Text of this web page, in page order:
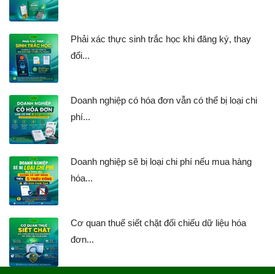
Phải xác thực sinh trắc học khi đăng ký, thay
đổi...
Doanh nghiệp có hóa đơn vẫn có thể bị loại chi
phí...
Doanh nghiệp sẽ bị loại chi phí nếu mua hàng
hóa...
Cơ quan thuế siết chặt đối chiếu dữ liệu hóa
đơn...